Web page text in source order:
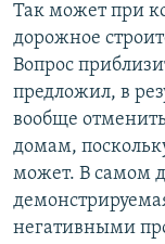
Так может при
дорожное
Вопрос
предложил, в
вообще
домам,
может. В самом
негативными